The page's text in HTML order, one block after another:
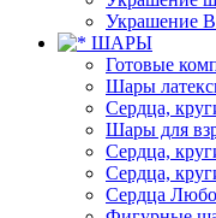
Украшение
ШАРЫ
Готовые
Шары
Сердца,
Шары для
Сердца,
Сердца,
Сердца